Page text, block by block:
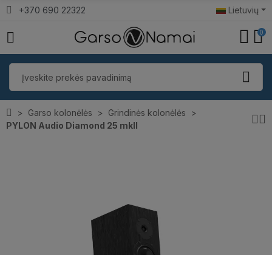
+370 690 22322 Lietuvių
0
Garso kolonėlės
Grindinės kolonėlės
PYLON Audio Diamond 25 mkII